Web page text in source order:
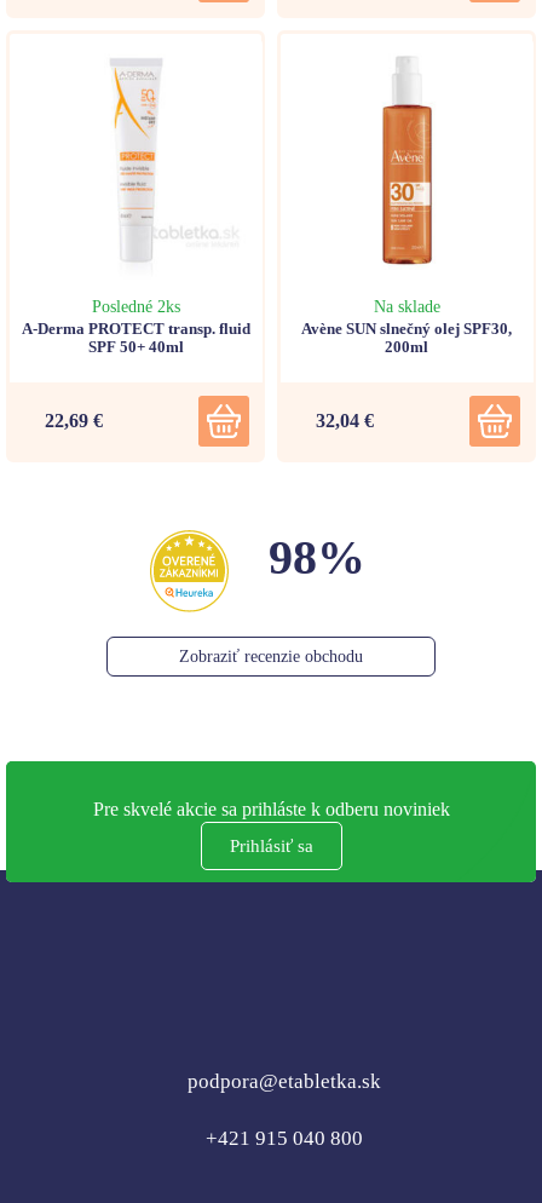
Posledné 2ks
A-Derma PROTECT transp. fluid
SPF 50+ 40ml
22,69 €
Na sklade
Avène SUN slnečný olej SPF30,
200ml
32,04 €
98%
Zobraziť recenzie obchodu
Pre skvelé akcie sa prihláste k odberu noviniek
Prihlásiť sa
podpora@etabletka.sk
+421 915 040 800